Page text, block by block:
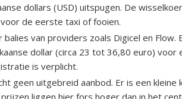
dollars (USD) uitspugen. De
de eerste taxi of fooien.
balies van providers zoals Digicel en Flow.
dollar (circa 23 tot 36,80 euro) voor
is verplicht.
geen uitgebreid aanbod. Er is een
liggen hier fors hoger dan in het